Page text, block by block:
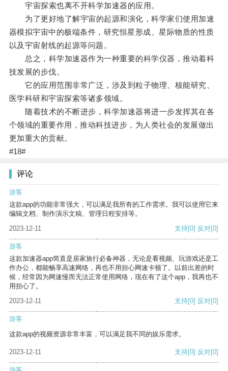
宇宙探索也离不开科学加速器的应用。
为了更好地了解宇宙的起源和演化，科学家们使用加速
器模拟宇宙中的极端条件，研究恒星形成、星际物质的性质
以及宇宙射线的起源等问题。
总之，科学加速器作为一种重要的科学仪器，推动着科
技发展的步伐。
它的应用范围非常广泛，涉及到粒子物理、核能研究、
医学科研和宇宙探索等诸多领域。
随着技术的不断进步，科学加速器将进一步发挥其在各
个领域的重要作用，推动科技进步，为人类社会的发展做出
更加重大的贡献。
#18#
评论
游客
这款app的功能非常强大，可以满足我所有的工作需求。我可以使用它来
编辑文档、制作演示文稿、管理日程安排等。
2023-12-11
支持[0] 反对[0]
游客
这款加速器app简直是居家旅行必备神器，无论是看视频、玩游戏还是工
作办公，都能畅享高速网络，再也不用担心网速卡顿了。以前出差的时
候，经常因为网速慢而无法正常使用网络，现在有了这个app，我再也不
用担心了。
2023-12-11
支持[0] 反对[0]
游客
这款app的视频资源非常丰富，可以满足我不同的娱乐需求。
2023-12-11 支持[0] 反对[0]